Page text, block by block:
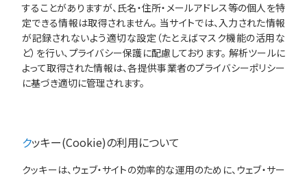
することがありますが、氏名・住所・メールアドレス等の個人を特
定できる情報は取得されません。 当サイトでは、入力された情報
が記録されないよう適切な設定（たとえばマスク機能の活用な
ど）を行い、プライバシー保護に配慮しております。 解析ツールに
よって取得された情報は、各提供事業者のプライバシーポリシー
に基づき適切に管理されます。
クッキー(Cookie)の利用について
クッキーは、ウェブ・サイトの効率的な運用のために、ウェブ・サー